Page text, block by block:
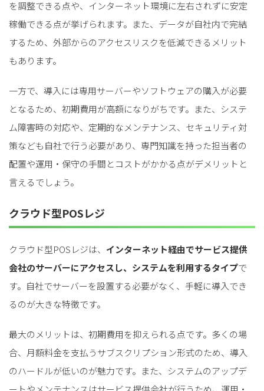
を調整できる点や、インターネット環境に左右されずに安定
稼働できる点が挙げられます。また、データが自社内で完結
するため、外部からのアクセスリスクを低減できるメリット
もあります。
一方で、導入には専用サーバーやソフトウェアの購入が必要
となるため、初期費用が高額になりがちです。また、システ
ム障害時の対応や、定期的なメンテナンス、セキュリティ対
策なども自社で行う必要があり、専門知識を持った担当者の
配置や運用・保守の手間とコストがかかる点がデメリットと
言えるでしょう。
クラウド型POSレジ
クラウド型POSレジは、 インターネット経由でサービス提供
会社のサーバーにアクセスし、システムを利用するタイプで
す。自社でサーバーを設置する必要がなく、手軽に導入でき
るのが大きな特徴です。
最大のメリットは、初期費用を抑えられる点です。多くの場
合、月額料金を支払うサブスクリプション形式のため、導入
のハードルが低いのが魅力です。また、システムのアップデ
forRetail小売業の方向けサービス
資料ダウンロードの一覧へ
forRetail小売業の方向けサービス
お問い合わせフォームへ